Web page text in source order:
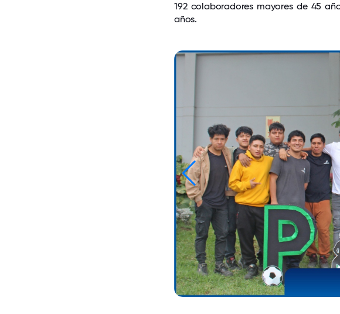
192 colaboradores mayores de 45
años.